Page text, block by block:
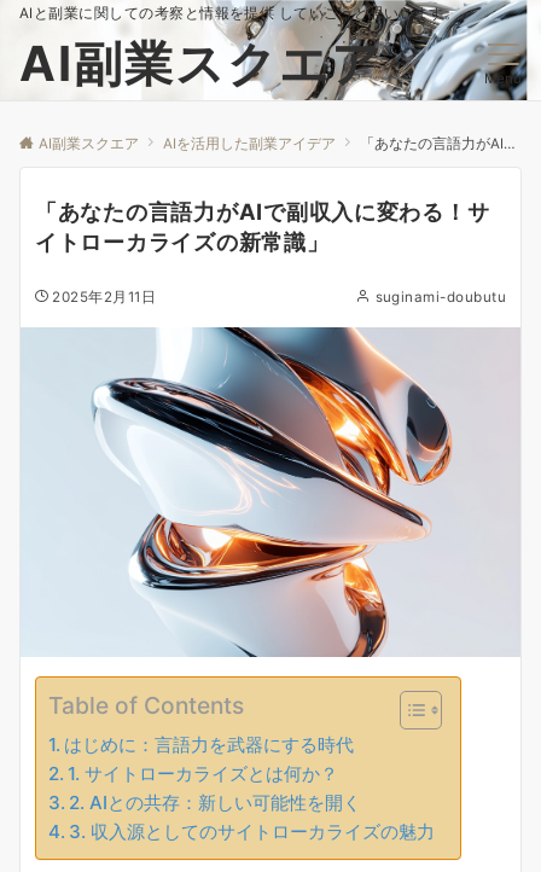
AIと副業に関しての考察と情報を提供 していこうと思いいます。
AI副業スクエア Menu
AI副業スクエア AIを活用した副業アイデア 「あなたの言語力がAIで副収入に変わる！サイトローカライズの新常識」
「あなたの言語力がAIで副収入に変わる！サ
イトローカライズの新常識」
2025年2月11日 suginami-doubutu
Table of Contents
はじめに：言語力を武器にする時代
1. サイトローカライズとは何か？
2. AIとの共存：新しい可能性を開く
3. 収入源としてのサイトローカライズの魅力